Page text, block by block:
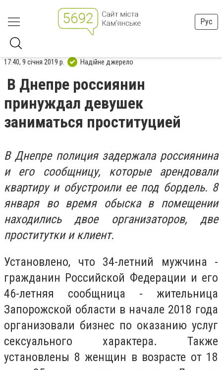
Рус
17:40, 9 січня 2019 р. Надійне джерело
В Днепре россиянин
принуждал девушек
заниматься проституцией
В Днепре полиция задержала россиянина
и его сообщницу, которые арендовали
квартиру и обустроили ее под бордель. 8
января во время обыска в помещении
находились двое организаторов, две
проститутки и клиент.
Установлено, что 34-летний мужчина -
гражданин Российской Федерации и его
46-летняя сообщница - жительница
Запорожской области в начале 2018 года
организовали бизнес по оказанию услуг
сексуального характера. Также
установлены 8 женщин в возрасте от 18